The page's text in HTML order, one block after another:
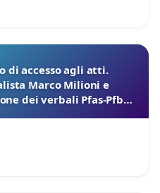
di accesso agli atti.
Marco Milioni e
dei verbali Pfas-Pfba